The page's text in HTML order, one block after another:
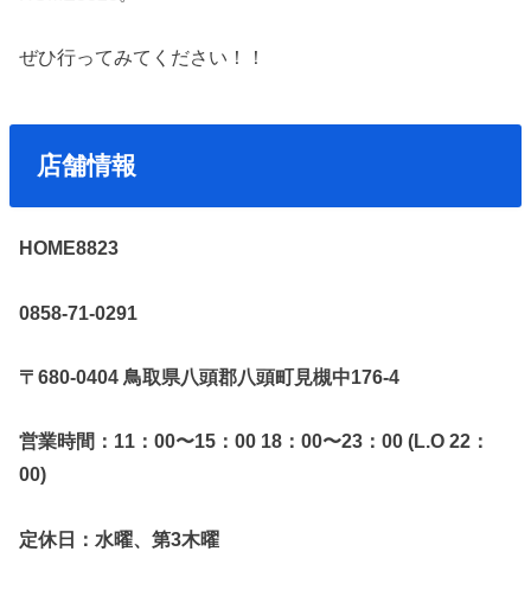
ぜひ行ってみてください！！
店舗情報
HOME8823
0858-71-0291
〒680-0404 鳥取県八頭郡八頭町見槻中176-4
営業時間：11：00〜15：00 18：00〜23：00 (L.O 22：
00)
定休日：水曜、第3木曜